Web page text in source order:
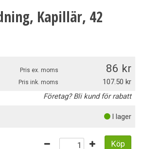
Kapillär, 42
Pris ex. moms 86
Pris ink. moms
107.50
Företag? Bli kund för rabatt
I lager
Köp